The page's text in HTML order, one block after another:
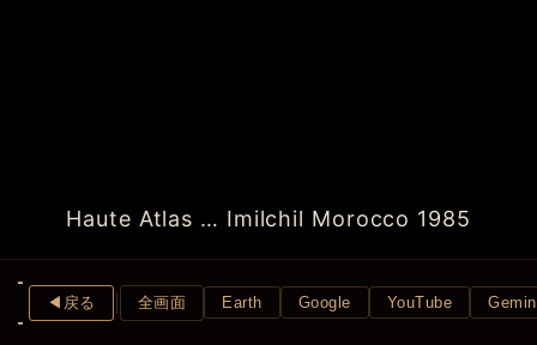
Haute Atlas … Imilchil Morocco 1985
◀︎戻る 全画面 Earth Google YouTube